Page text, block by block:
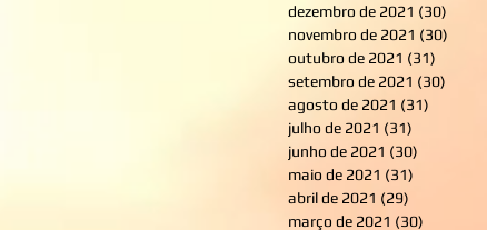
dezembro de 2021 (30)
novembro de 2021 (30)
outubro de 2021 (31)
setembro de 2021 (30)
agosto de 2021 (31)
julho de 2021 (31)
junho de 2021 (30)
maio de 2021 (31)
abril de 2021 (29)
março de 2021 (30)